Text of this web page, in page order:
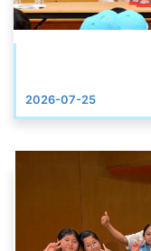
2026-07-25